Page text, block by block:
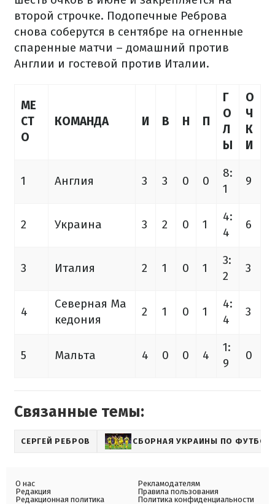
второй строчке. Подопечные Реброва
снова соберутся в сентябре на огненные
спаренные матчи – домашний против
Англии и гостевой против Италии.
МЕ
СТ
О
КОМАНДА И В Н П
Г
О
Л
Ы
О
Ч
К
И
1 Англия 3 3 0 0
8:
1
9
2 Украина 3 2 0 1
4:
4
6
3 Италия 2 1 0 1
3:
2
3
4
Северная Ма
кедония
2 1 0 1
4:
4
3
5 Мальта 4 0 0 4
1:
9
0
Связанные темы:
СЕРГЕЙ РЕБРОВ СБОРНАЯ УКРАИНЫ ПО
О нас
Редакция
Редакционная политика
Рекламодателям
Правила пользования
Политика конфиденциальности